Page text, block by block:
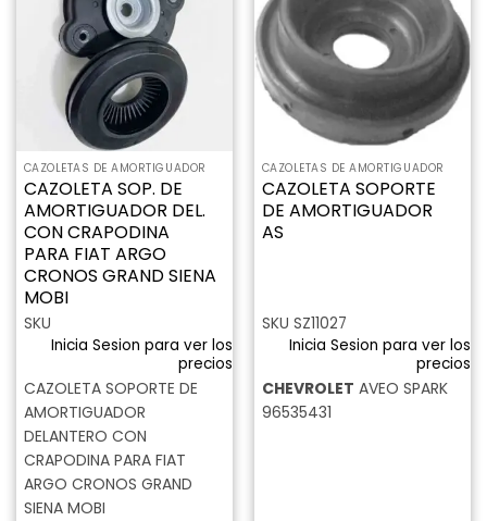
lista de
CAZOLETAS DE AMORTIGUADOR
CAZOLETA SOP. DE
AMORTIGUADOR DEL.
CON CRAPODINA
PARA FIAT ARGO
CRONOS GRAND SIENA
MOBI
SKU
Inicia Sesion para ver los
precios
CAZOLETA SOPORTE DE
AMORTIGUADOR
DELANTERO CON
CRAPODINA PARA FIAT
ARGO CRONOS GRAND
SIENA MOBI
a la
lista de
deseos
CAZOLETAS DE AMORTIGUADOR
CAZOLETA SOPORTE
DE AMORTIGUADOR
AS
SKU SZ11027
Inicia Sesion para ver los
precios
CHEVROLET AVEO SPARK
96535431